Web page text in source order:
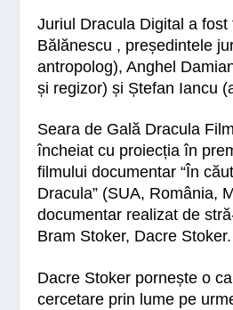
Juriul Dracula Digital a fost
Bălănescu , președintele
antropolog),Anghel
și regizor) și Ștefan Iancu
Seara de Gală Dracula
încheiat cu proiecția în
filmului documentar“În
Dracula” (SUA, România,
documentar realizat de
Bram Stoker, Dacre Stoker.
Dacre Stoker pornește o
cercetare prin lume pe